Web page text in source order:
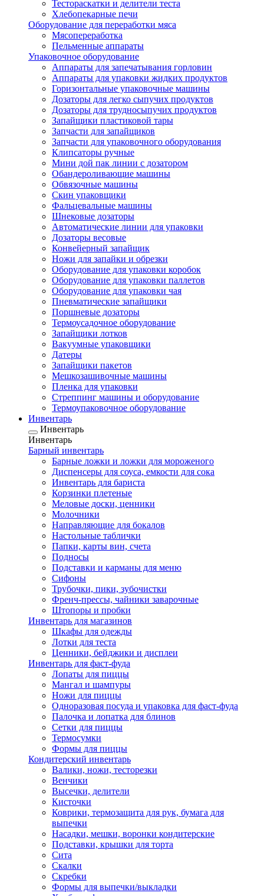
Тестораскатки и делители теста
Хлебопекарные печи
Оборудование для переработки мяса
Мясопереработка
Пельменные аппараты
Упаковочное оборудование
Аппараты для запечатывания горловин
Аппараты для упаковки жидких продуктов
Горизонтальные упаковочные машины
Дозаторы для легко сыпучих продуктов
Дозаторы для трудносыпучих продуктов
Запайщики пластиковой тары
Запчасти для запайщиков
Запчасти для упаковочного оборудования
Клипсаторы ручные
Мини дой пак линии с дозатором
Обандероливающие машины
Обвязочные машины
Скин упаковщики
Фальцевальные машины
Шнековые дозаторы
Автоматические линии для упаковки
Дозаторы весовые
Конвейерный запайщик
Ножи для запайки и обрезки
Оборудование для упаковки коробок
Оборудование для упаковки паллетов
Оборудование для упаковки чая
Пневматические запайщики
Поршневые дозаторы
Термоусадочное оборудование
Запайщики лотков
Вакуумные упаковщики
Датеры
Запайщики пакетов
Мешкозашивочные машины
Пленка для упаковки
Стреппинг машины и оборудование
Термоупаковочное оборудование
Инвентарь
Инвентарь
Инвентарь
Барный инвентарь
Барные ложки и ложки для мороженого
Диспенсеры для соуса, емкости для сока
Инвентарь для бариста
Корзинки плетеные
Меловые доски, ценники
Молочники
Направляющие для бокалов
Настольные таблички
Папки, карты вин, счета
Подносы
Подставки и карманы для меню
Сифоны
Трубочки, пики, зубочистки
Френч-прессы, чайники заварочные
Штопоры и пробки
Инвентарь для магазинов
Шкафы для одежды
Лотки для теста
Ценники, бейджики и дисплеи
Инвентарь для фаст-фуда
Лопаты для пиццы
Мангал и шампуры
Ножи для пиццы
Одноразовая посуда и упаковка для фаст-фуда
Палочка и лопатка для блинов
Сетки для пиццы
Термосумки
Формы для пиццы
Кондитерский инвентарь
Валики, ножи, тесторезки
Венчики
Высечки, делители
Кисточки
Коврики, термозащита для рук, бумага для
выпечки
Насадки, мешки, воронки кондитерские
Подставки, крышки для торта
Сита
Скалки
Скребки
Формы для выпечки/выкладки